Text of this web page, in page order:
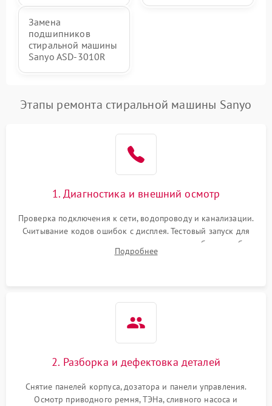
Замена
подшипников
стиральной машины
Sanyo ASD-3010R
Этапы ремонта стиральной машины Sanyo
1. Диагностика и внешний осмотр
Проверка подключения к сети, водопроводу и канализации.
Считывание кодов ошибок с дисплея. Тестовый запуск для
выявления посторонних шумов, протечек или сбоев в работе
электронного модуля управления.
Подробнее
2. Разборка и дефектовка деталей
Снятие панелей корпуса, дозатора и панели управления.
Осмотр приводного ремня, ТЭНа, сливного насоса и